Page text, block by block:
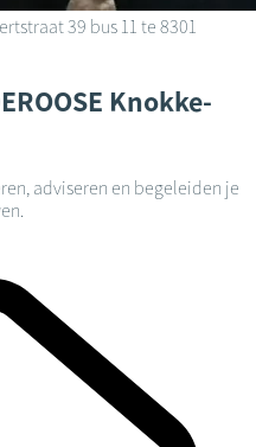
39 bus 11 te 8301
Knokke-
adviseren en begeleiden je